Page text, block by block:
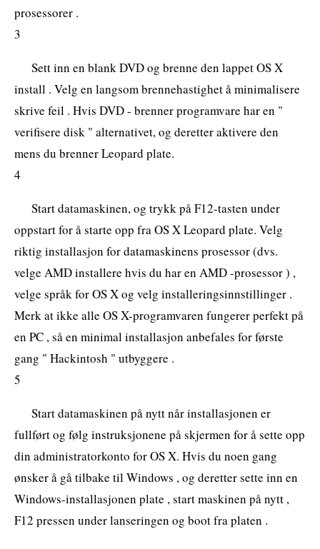
prosessorer .
3
Sett inn en blank DVD og brenne den lappet OS X
install . Velg en langsom brennehastighet å minimalisere
skrive feil . Hvis DVD - brenner programvare har en "
verifisere disk " alternativet, og deretter aktivere den
mens du brenner Leopard plate.
4
Start datamaskinen, og trykk på F12-tasten under
oppstart for å starte opp fra OS X Leopard plate. Velg
riktig installasjon for datamaskinens prosessor (dvs.
velge AMD installere hvis du har en AMD -prosessor ) ,
velge språk for OS X og velg installeringsinnstillinger .
Merk at ikke alle OS X-programvaren fungerer perfekt på
en PC , så en minimal installasjon anbefales for første
gang " Hackintosh " utbyggere .
5
Start datamaskinen på nytt når installasjonen er
fullført og følg instruksjonene på skjermen for å sette opp
din administratorkonto for OS X. Hvis du noen gang
ønsker å gå tilbake til Windows , og deretter sette inn en
Windows-installasjonen plate , start maskinen på nytt ,
F12 pressen under lanseringen og boot fra platen .